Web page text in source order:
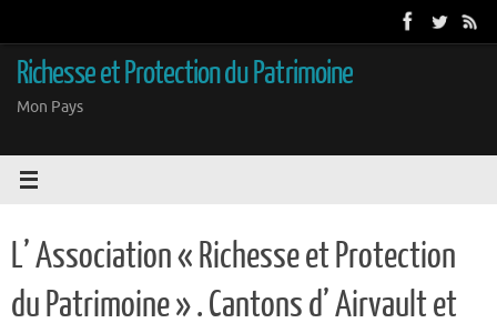
contenu
Richesse et Protection du Patrimoine
Mon Pays
L’ Association « Richesse et Protection
du Patrimoine » . Cantons d’ Airvault et